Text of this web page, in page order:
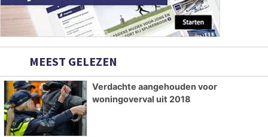
MEEST GELEZEN
Verdachte aangehouden voor
woningoverval uit 2018